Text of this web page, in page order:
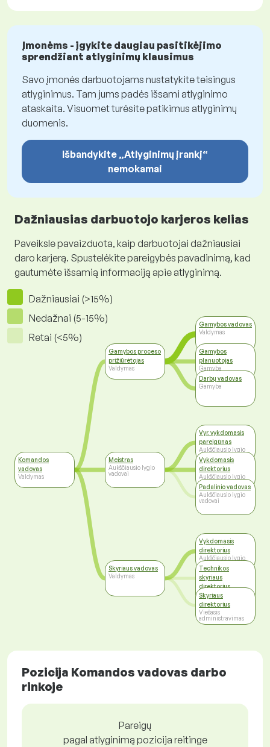
Įmonėms - įgykite daugiau pasitikėjimo
sprendžiant atlyginimų klausimus
Savo įmonės darbuotojams nustatykite teisingus
atlyginimus. Tam jums padės išsami atlyginimo
ataskaita. Visuomet turėsite patikimus atlyginimų
duomenis.
Išbandykite „Atlyginimų įrankį“
nemokamai
Dažniausias darbuotojo karjeros kelias
Paveiksle pavaizduota, kaip darbuotojai dažniausiai
daro karjerą. Spustelėkite pareigybės pavadinimą, kad
gautumėte išsamią informaciją apie atlyginimą.
Dažniausiai (>15%)
Nedažnai (5-15%)
Retai (<5%)
Komandos
vadovas
Valdymas
Gamybos proceso
prižiūrėtojas
Valdymas
Meistras
Aukščiausio lygio
vadovai
Skyriaus vadovas
Valdymas
Gamybos vadovas
Valdymas
Gamybos
planuotojas
Gamyba
Darbų vadovas
Gamyba
Vyr. vykdomasis
pareigūnas
Aukščiausio lygio
vadovai
Vykdomasis
direktorius
Aukščiausio lygio
vadovai
Padalinio vadovas
Aukščiausio lygio
vadovai
Vykdomasis
direktorius
Aukščiausio lygio
vadovai
Technikos
skyriaus
direktorius
Aukščiausio lygio
vadovai
Skyriaus
direktorius
Viešasis
administravimas
Pozicija Komandos vadovas darbo
rinkoje
Pareigų
pagal atlyginimą pozicija reitinge